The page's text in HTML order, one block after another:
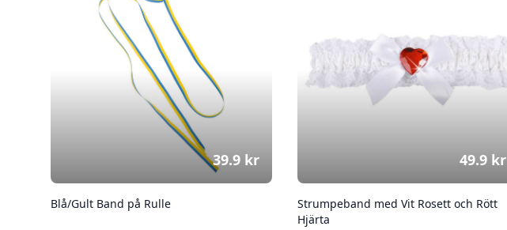
Blå/Gult Band på Rulle
39.9 kr
Strumpeband med Vit Rosett och Rött
Hjärta
49.9 kr